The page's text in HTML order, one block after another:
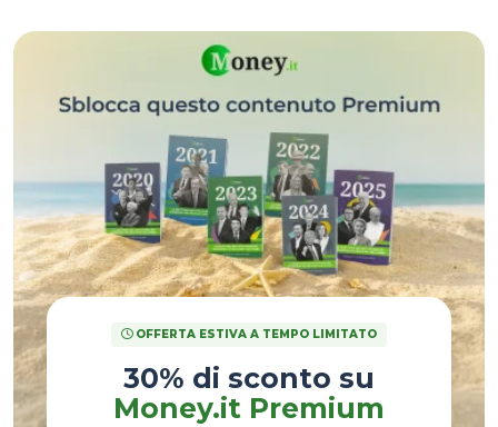
OFFERTA ESTIVA A TEMPO LIMITATO
30% di sconto su
Money.it Premium